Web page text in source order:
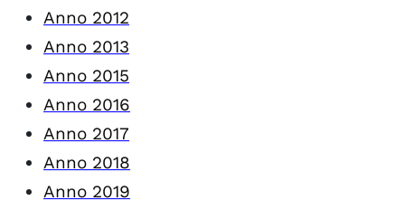
Anno 2012
Anno 2013
Anno 2015
Anno 2016
Anno 2017
Anno 2018
Anno 2019